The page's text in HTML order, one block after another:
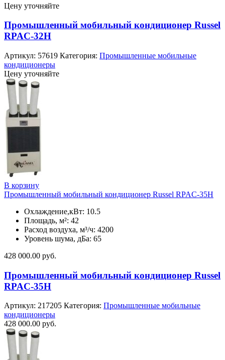
Цену уточняйте
Промышленный мобильный кондиционер Russel
RPAC-32H
Артикул: 57619 Категория: Промышленные мобильные
кондиционеры
Цену уточняйте
В корзину
Промышленный мобильный кондиционер Russel RPAC-35H
Охлаждение,кВт: 10.5
Площадь, м²: 42
Расход воздуха, м³/ч: 4200
Уровень шума, дБа: 65
428 000.00 руб.
Промышленный мобильный кондиционер Russel
RPAC-35H
Артикул: 217205 Категория: Промышленные мобильные
кондиционеры
428 000.00 руб.